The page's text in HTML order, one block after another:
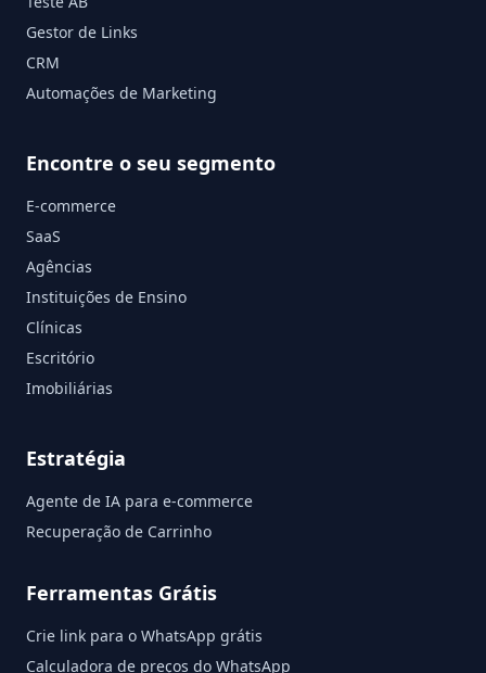
Gestor de Links
CRM
Automações de Marketing
Encontre o seu segmento
E-commerce
SaaS
Agências
Instituições de Ensino
Clínicas
Escritório
Imobiliárias
Estratégia
Agente de IA para e-commerce
Recuperação de Carrinho
Ferramentas Grátis
Crie link para o WhatsApp grátis
Calculadora de preços do WhatsApp